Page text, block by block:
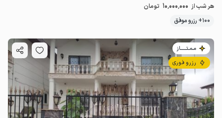
هر شب از 10٬000٬000 تومان
100+ رزرو موفق
مـمـتــــــاز
رزرو فوری